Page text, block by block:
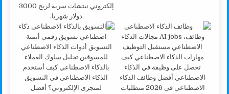
إلكتروني نيتشات سرية لربح 3000
دولار شهريا.